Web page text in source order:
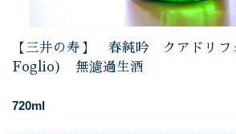
【三井の寿】 春純吟 クアドリ
Foglio) 無濾過生酒
720ml